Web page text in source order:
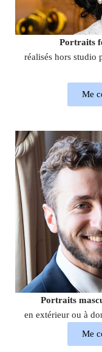
Portraits
réalisés hors studio
Me
Portraits
en extérieur ou à
Me